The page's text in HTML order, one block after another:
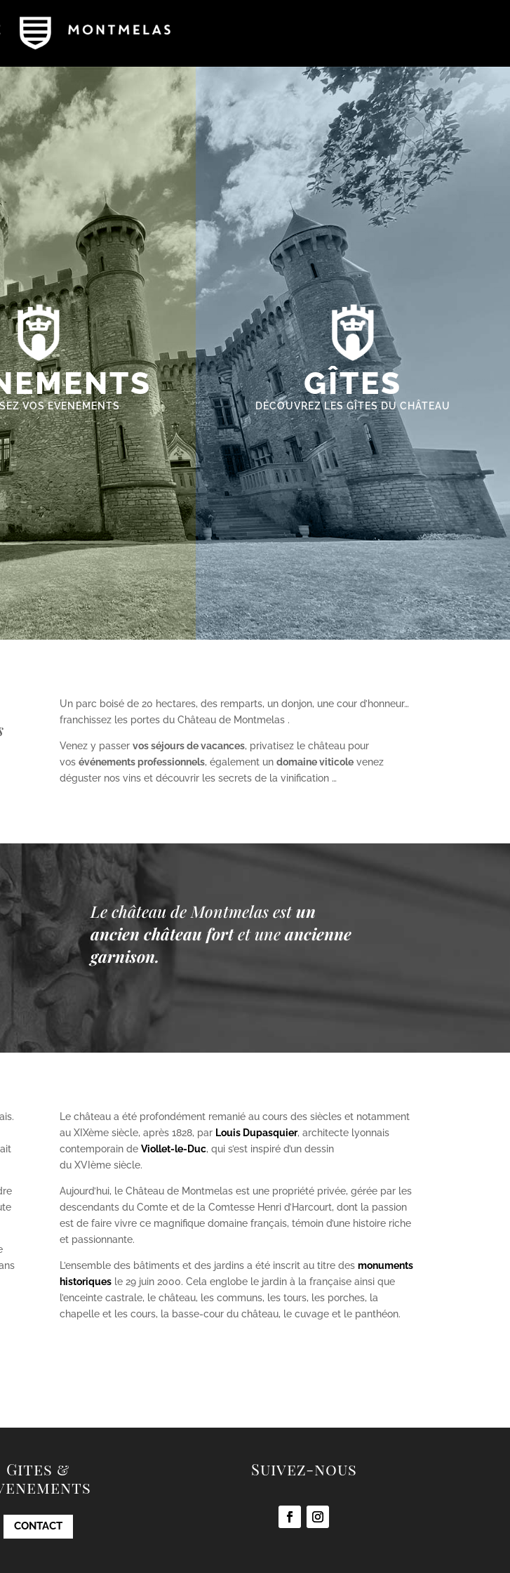
VOS EVENEMENTS
GÎTES
DÉCOUVREZ LES GÎTES DU CHÂTEAU
Un parc boisé de 20 hectares, des remparts, un donjon, une cour d’honneur…
franchissez les portes du Château de Montmelas .
Venez y passer vos séjours de vacances, privatisez le château pour
vos événements professionnels, également un domaine viticolevenez
déguster nos vins et découvrir les secrets de la vinification …
Le château de Montmelas est un
ancien château fort et une ancienne
garnison.
Le château a été profondément remanié au cours des siècles et notamment
au XIXèmesiècle, après 1828, par Louis Dupasquier, architecte lyonnais
contemporain de Viollet-le-Duc, qui s’est inspiré d’un dessin
du XVI èmesiècle.
Aujourd’hui, le Château de Montmelas est une propriété privée, gérée par les
descendants du Comte et de la Comtesse Henri d’Harcourt, dont la passion
est de faire vivre ce magnifique domaine français, témoin d’une histoire riche
et passionnante.
L’ensemble des bâtiments et des jardins a été inscrit au titre des monuments
historiquesle 29 juin 2000. Cela englobe le jardin à la française ainsi que
l’enceinte castrale, le château, les communs, les tours, les porches, la
chapelle et les cours, la basse-cour du château, le cuvage et le panthéon.
Gites &
CONTACT
Suivez-nous